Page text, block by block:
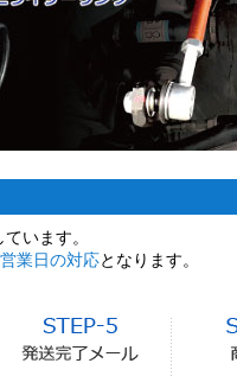
います。
業日の対応となります。